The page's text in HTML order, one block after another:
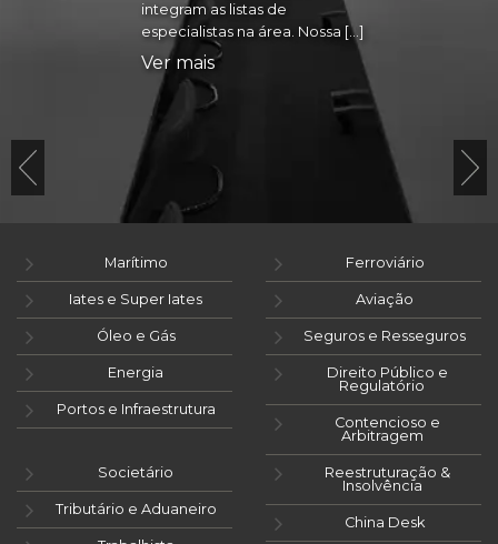
integram as listas de
especialistas na área. Nossa […]
Ver mais
Marítimo
Iates e Super Iates
Óleo e Gás
Energia
Portos e Infraestrutura
Ferroviário
Aviação
Seguros e Resseguros
Direito Público e
Regulatório
Contencioso e
Arbitragem
Societário
Tributário e Aduaneiro
Reestruturação &
Insolvência
China Desk